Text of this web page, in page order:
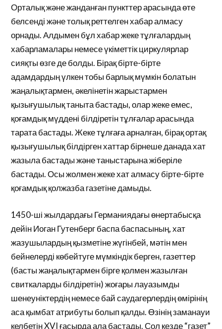
Орталық және жанданған пункттер арасында өте
белсенді және толық реттелген хабар алмасу
орнады. Алдымен бұл хабар жеке тұлғалардың
хабарламалары немесе үкіметтік циркулярлар
сияқты өзге де болды. Бірақ бірте-бірте
адамдардың үлкен тобы барлық мүмкін болатын
жаңалықтармен, әкелінетін жарыстармен
қызығушылық таныта бастады, олар жеке емес,
қоғамдық мүддені білдіретін тұлғалар арасында
тарата бастады. Жеке тұлғаға арналған, бірақ ортақ
қызығушылық білдірген хаттар бірнеше данада хат
жазыла бастады және таныстарына жіберіле
бастады. Осы жолмен жеке хат алмасу бірте-бірте
қоғамдық қолжазба газетіне дамыды.
1450-ші жылдардағы Германиядағы өнертабысқа
дейін Иоган Гутенберг баспа баспасының, хат
жазушылардың қызметіне жүгінбей, мәтін мен
бейнелерді көбейтуге мүмкіндік берген, газеттер
(басты жаңалықтармен бірге қолмен жазылған
свиткаларды білдіретін) жоғары лауазымды
шенеуніктердің немесе бай саудагерлердің өмірінің
аса қымбат атрибуты болып қалды. Өзінің заманауи
келбетін XVI ғасырда ала бастады. Сол кезде “газет”